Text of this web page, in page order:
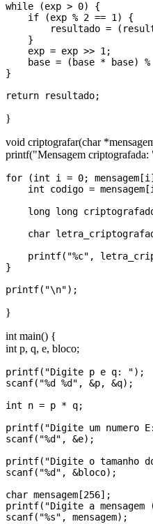
while (exp > 0) {
    if (exp % 2 == 1) {
resultado =
    }
    exp = exp >> 1;
base = (base * base) %
}
}
void criptografar(char
printf("Mensagem criptografada:
for (int i = 0;
int codigo =
long long
char
printf("%c",
}
}
int main() {
int p, q, e, bloco;
printf("Digite p e q: ");
scanf("%d %d", &p, &q);
int n = p * q;
printf("Digite um numero
scanf("%d", &e);
printf("Digite o tamanho
scanf("%d", &bloco);
char mensagem[256];
printf("Digite a
scanf("%s", mensagem);